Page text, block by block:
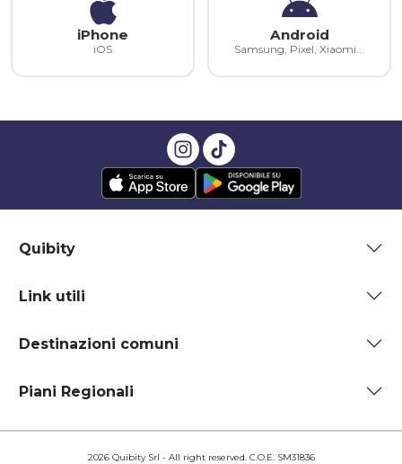
iPhone
iOS
Android
Samsung, Pixel, Xiaomi...
Quibity
Link utili
Destinazioni comuni
Piani Regionali
2026 Quibity Srl - All right reserved. C.O.E. SM31836